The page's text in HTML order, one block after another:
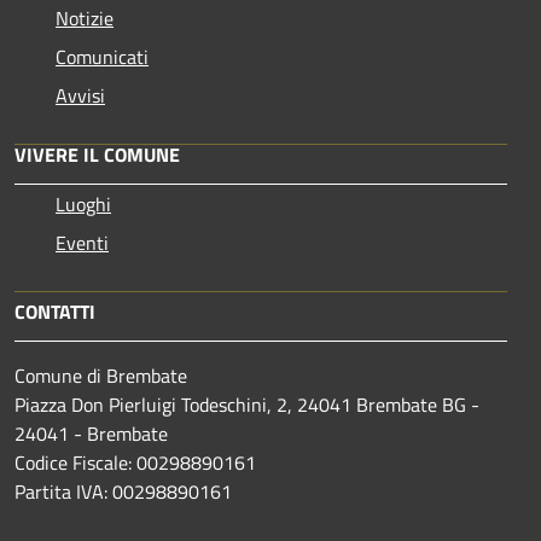
Notizie
Comunicati
Avvisi
VIVERE IL COMUNE
Luoghi
Eventi
CONTATTI
Comune di Brembate
Piazza Don Pierluigi Todeschini, 2, 24041 Brembate BG -
24041 - Brembate
Codice Fiscale: 00298890161
Partita IVA: 00298890161